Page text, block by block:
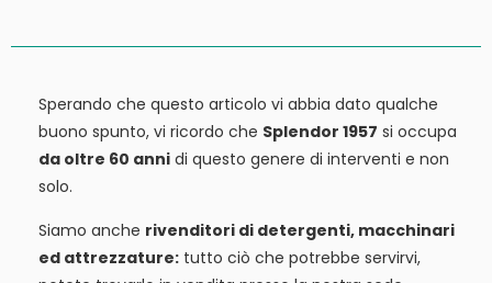
Sperando che questo articolo vi abbia dato qualche
buono spunto, vi ricordo che Splendor 1957 si occupa
da oltre 60 anni di questo genere di interventi e non
solo.
Siamo anche rivenditori di detergenti, macchinari
ed attrezzature: tutto ciò che potrebbe servirvi,